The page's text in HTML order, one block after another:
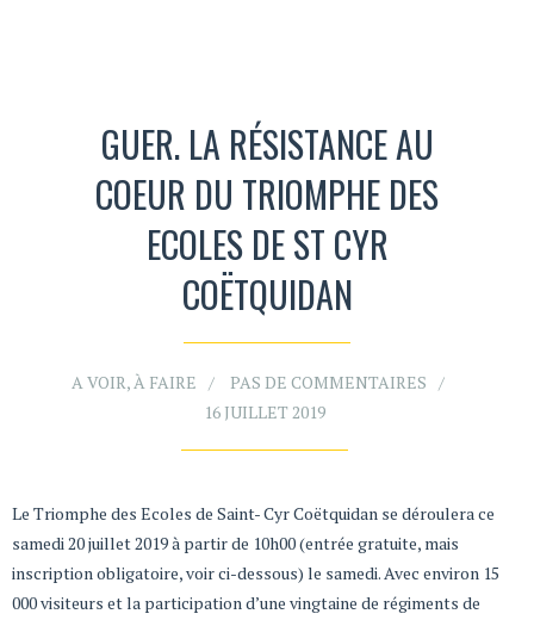
GUER. LA RÉSISTANCE AU
COEUR DU TRIOMPHE DES
ECOLES DE ST CYR
COËTQUIDAN
A VOIR, À FAIRE
PAS DE COMMENTAIRES
16 JUILLET 2019
Le Triomphe des Ecoles de Saint- Cyr Coëtquidan se déroulera ce
samedi 20 juillet 2019 à partir de 10h00 (entrée gratuite, mais
inscription obligatoire, voir ci-dessous) le samedi. Avec environ 15
000 visiteurs et la participation d’une vingtaine de régiments de